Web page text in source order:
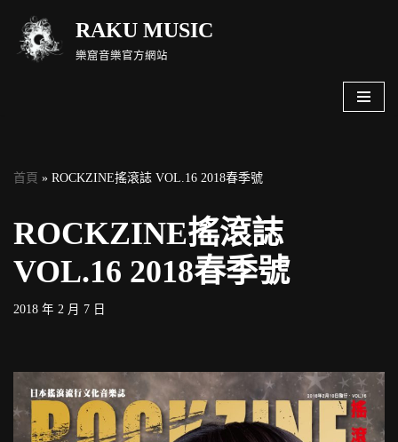
Skip
RAKU MUSIC
樂窟音樂官方網站
首頁 » ROCKZINE搖滾誌 VOL.16 2018春季號
ROCKZINE搖滾誌
VOL.16 2018春季號
2018 年 2 月 7 日